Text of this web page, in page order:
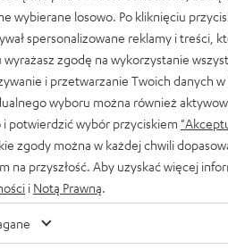
ULTIMA 20 (Mk4) z
na ścianie
zapewnia bardzo
czuwania, ustawienia
o długości 25 m i
wybierane losowo. Po kliknięciu
spersonalizowane reklamy i treści,
wyrażasz zgodę na wykorzystanie
i przetwarzanie Twoich danych
wyboru można również
i potwierdzić wybór przyciskiem
zgody można w każdej chwili
na przyszłość. Aby uzyskać więcej
i Notą Prawną